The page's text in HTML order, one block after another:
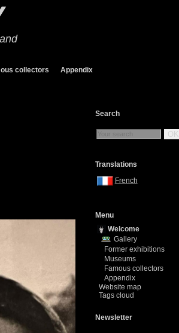
collectors Appendix
Search
OK
Translations
French
Menu
Welcome
Gallery
Former exhibitions
Museums
Famous collectors
Appendix
Website map
Tags cloud
Newsletter